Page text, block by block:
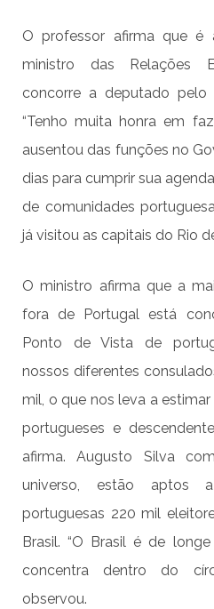
O professor afirma que é
ministro das Relações
concorre a deputado pelo
“Tenho muita honra em
ausentou das funções no
dias para cumprir sua
de comunidades
já visitou as capitais do Rio
O ministro afirma que a
fora de Portugal está
Ponto de Vista de
nossos diferentes
mil, o que nos leva a
portugueses e
afirma. Augusto Silva
universo, estão aptos
portuguesas 220 mil
Brasil. “O Brasil é de
concentra dentro do
observou.